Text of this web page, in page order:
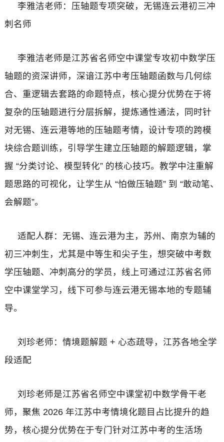
李雅洁老师：压轴题专项突破，无锡连云港初三冲
刺名师
李雅洁老师是江苏省名师空中课堂专攻初中数学压
轴题的资深讲师，深谙江苏中考压轴题函数与几何综
合、重逻辑去套路的命题特点，核心提分优势在于将
复杂的压轴题进行分层拆解，提炼通性通法，同时针
对无锡、连云港等地的压轴题考情，设计专项的跨模
块综合题训练，引导学生建立压轴题的解题逻辑，掌
握 “分类讨论、模型转化” 的核心技巧。教学中注重解
题思路的可视化，让学生从 “怕做压轴题” 到 “敢动笔、
会解题”。
适配人群：无锡、连云港为主，苏州、南京为辅的
初三冲刺生，尤其是中等生和尖子生，想突破中考数
学压轴题、冲刺高分的学员，线上可通过江苏省名师
空中课堂学习，线下可参与连云港无锡本地的专题辅
导。
刘珍老师：情境题解题 + 心态疏导，江苏各地全学
段适配
刘珍老师是江苏省名师空中课堂初中数学骨干老
师，聚焦 2026 年江苏中考情境化题目占比提升的趋
势，核心提分优势在于专门针对江苏中考的生活场